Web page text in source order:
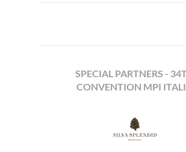
SPECIAL PARTNERS -
CONVENTION MPI